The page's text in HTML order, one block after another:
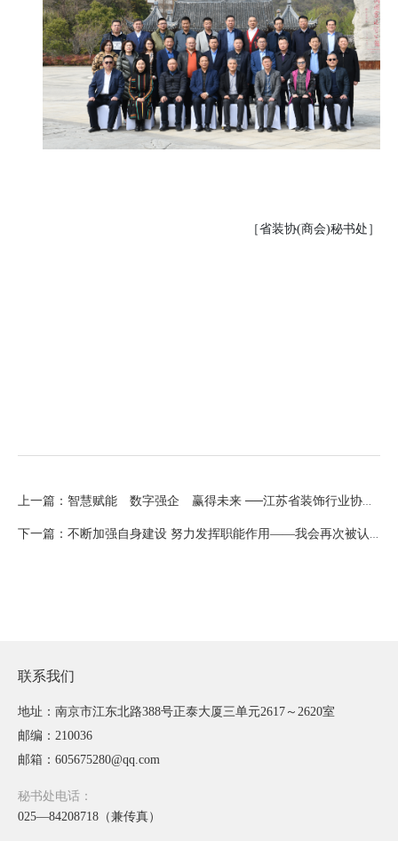
［省装协(商会)秘书处］
联系我们
地址：南京市江东北路388号正泰大厦三单元2617～2620室
邮编：210036
邮箱：605675280@qq.com
秘书处电话：
025—84208718（兼传真）